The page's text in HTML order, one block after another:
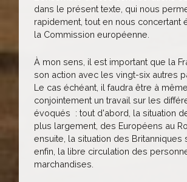
dans le présent texte, qui nous
rapidement, tout en nous concertant
la Commission européenne.
À mon sens, il est important que la
son action avec les vingt-six autres
Le cas échéant, il faudra être à
conjointement un travail sur les
évoqués : tout d'abord, la situation
plus largement, des Européens au
ensuite, la situation des Britanniques
enfin, la libre circulation des
marchandises.